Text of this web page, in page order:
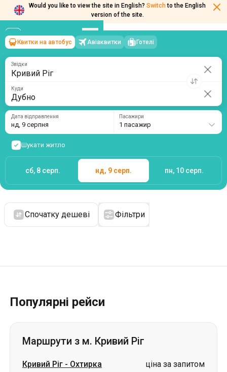
Would you like to view the site in English? Switch to the English
version of the site.
Кривий Ріг→Дубно
нд, 9 серпня/1 пасажир
Квитки на автобус Авіаквитки Готелі
Звідки
Куди
Дата відправлення
нд, 9 серпня
Пасажири
1 пасажир
Шукати житло
сб, 8 серп. нд, 9 серп. пн, 10 серп.
Спочатку дешеві Фільтри
Популярні рейси
Маршрути з м. Кривий Ріг
Кривий Ріг - Охтирка
ціна за запитом